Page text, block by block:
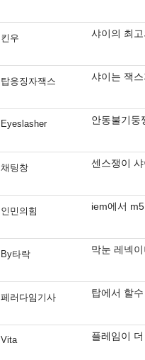
킨우 샤이의 최
탑응징자잭스 샤이는 잭
Eyeslasher 안동불기둥
채팅창 센스쟁이
인민의힘 iem에서
By타락 막눈 레넥
페러다임기사 탑에서 할
Vita 플레임이